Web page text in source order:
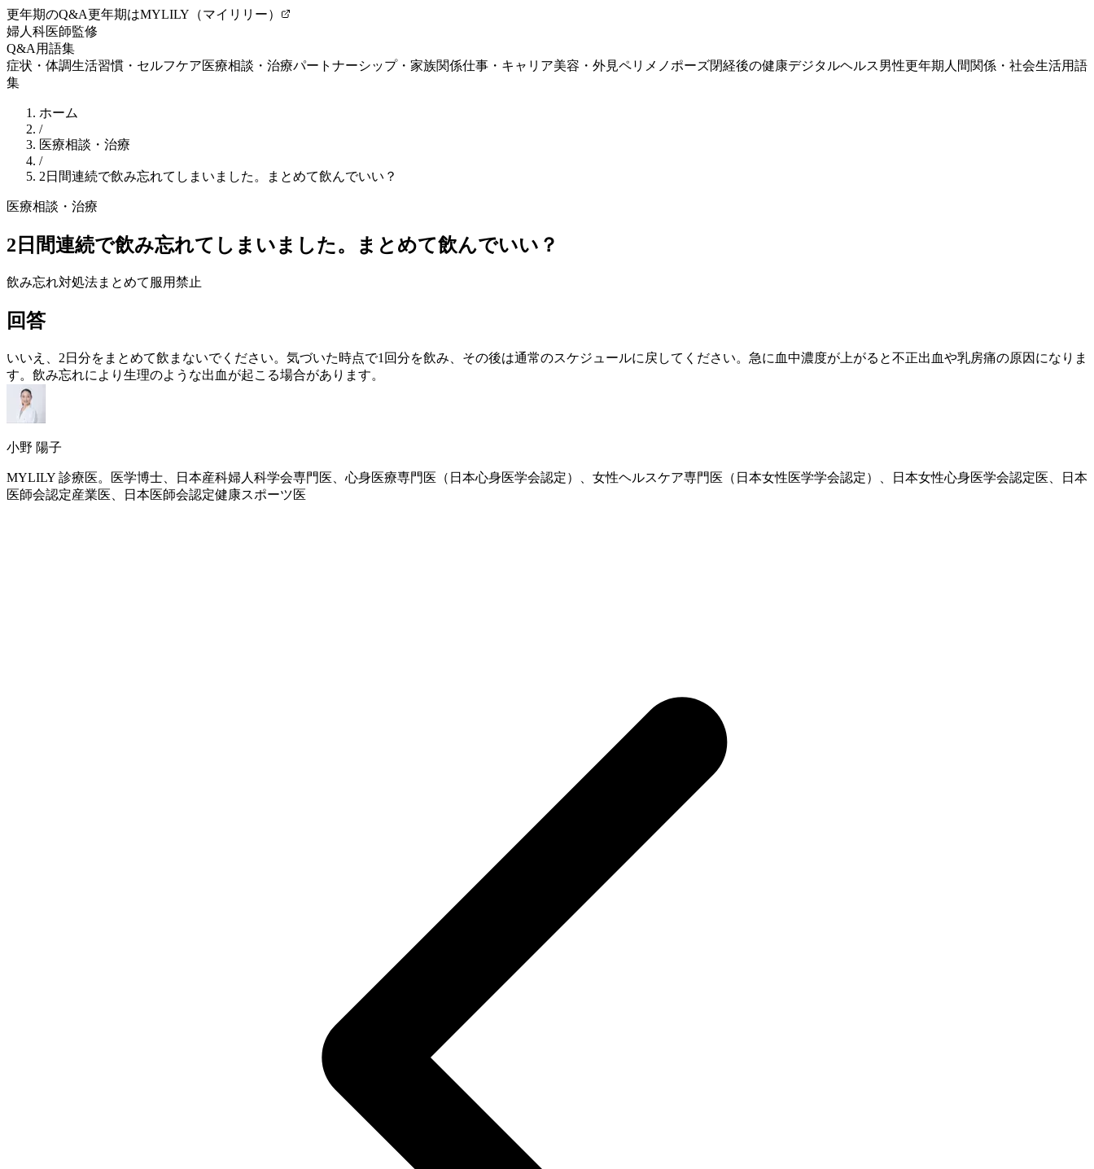
更年期のQ&A更年期はMYLILY（マイリリー）
婦人科医師監修
Q&A 用語集
症状・体調生活習慣・セルフケア医療相談・治療パートナーシップ・家族関係仕事・キャリア美容・外見ペリメノポーズ閉経後の健康デジタルヘルス男性更年期 人間関係・社会生活用語
集
ホーム
/
医療相談・治療
/
2日間連続で飲み忘れてしまいました。まとめて飲んでいい？
医療相談・治療
2日間連続で飲み忘れてしまいました。まとめて飲んでいい？
飲み忘れ対処法まとめて服用禁止
回答
いいえ、2日分をまとめて飲まないでください。気づいた時点で1回分を飲み、その後は通常のスケジュールに戻してください。急に血中濃度が上がると不正出血や乳房痛の原因になりま
す。飲み忘れにより生理のような出血が起こる場合があります。
小野 陽子
MYLILY 診療医。医学博士、日本産科婦人科学会専門医、心身医療専門医（日本心身医学会認定）、女性ヘルスケア専門医（日本女性医学学会認定）、日本女性心身医学会認定医、日本
医師会認定産業医、日本医師会認定健康スポーツ医